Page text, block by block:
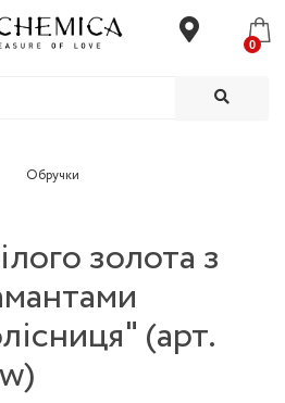
0
Обручки
золота з
(арт.